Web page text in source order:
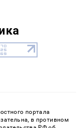
портала
в противном